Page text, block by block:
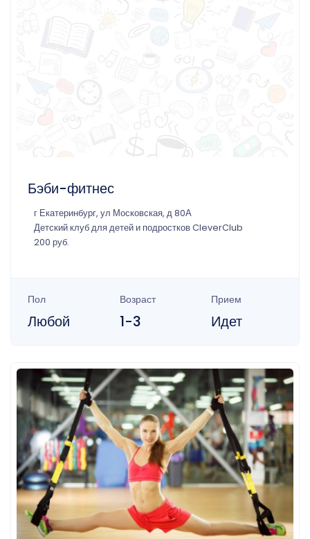
Бэби-фитнес
г Екатеринбург, ул Московская, д 80А
Детский клуб для детей и подростков CleverClub
200 руб.
Пол
Любой
Возраст
1-3
Прием
Идет